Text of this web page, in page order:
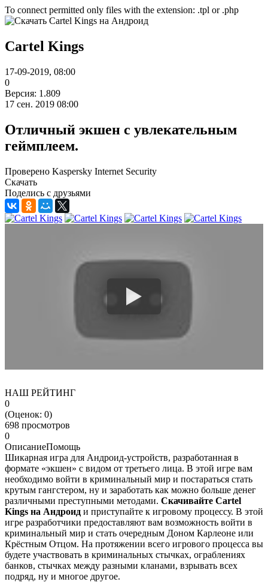
To connect permitted only files with the extension: .tpl or .php
Cartel Kings
17-09-2019, 08:00
0
Версия: 1.809
17 сен. 2019 08:00
Отличный экшен с увлекательным
геймплеем.
Проверено Kaspersky Internet Security
Скачать
Поделись с друзьями
НАШ РЕЙТИНГ
0
(Оценок: 0)
698 просмотров
0
ОписаниеПомощь
Шикарная игра для Андроид-устройств, разработанная в
формате «экшен» с видом от третьего лица. В этой игре вам
необходимо войти в криминальный мир и постараться стать
крутым гангстером, ну и заработать как можно больше денег
различными преступными методами. Скачивайте Cartel
Kings на Андроид и приступайте к игровому процессу. В этой
игре разработчики предоставляют вам возможность войти в
криминальный мир и стать очередным Доном Карлеоне или
Крёстным Отцом. На протяжении всего игрового процесса вы
будете участвовать в криминальных стычках, ограблениях
банков, стычках между разными кланами, взрывать всех
подряд, ну и многое другое.